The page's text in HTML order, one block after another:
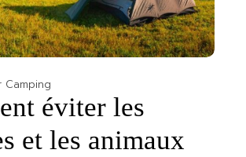
Camping
éviter les
et les animaux